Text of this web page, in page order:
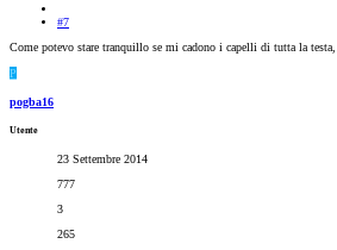
#7
Come potevo stare tranquillo se mi cadono i capelli di tutta la
P
pogba16
Utente
23 Settembre 2014
777
3
265